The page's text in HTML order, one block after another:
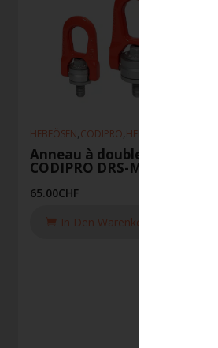
HEBEÖSEN,CODIPRO,HEBEZEUGE
Anneau à double articulation
CODIPRO DRS-M8-UP
65.00CHF
In Den Warenkorb Legen